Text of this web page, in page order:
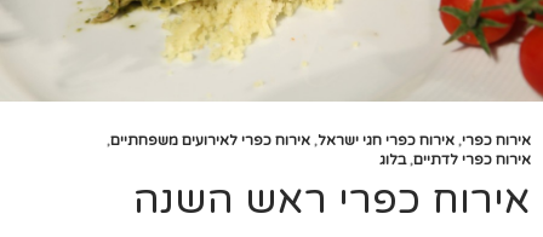
אירוח כפרי,אירוח כפרי חגי ישראל,אירוח כפרי לאירועים משפחתיים,
אירוח כפרי לדתיים,בלוג
אירוח כפרי ראש השנה